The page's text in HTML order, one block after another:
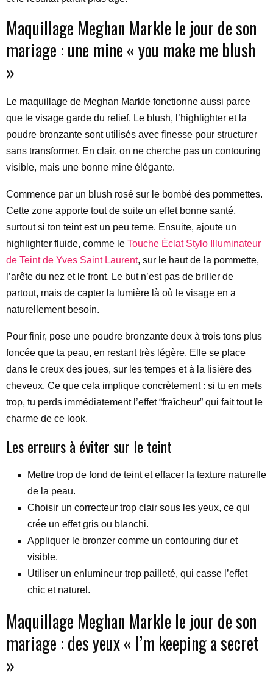
Maquillage Meghan Markle le jour de son
mariage : une mine « you make me blush
»
Le maquillage de Meghan Markle fonctionne aussi parce
que le visage garde du relief. Le blush, l’highlighter et la
poudre bronzante sont utilisés avec finesse pour structurer
sans transformer. En clair, on ne cherche pas un contouring
visible, mais une bonne mine élégante.
Commence par un blush rosé sur le bombé des pommettes.
Cette zone apporte tout de suite un effet bonne santé,
surtout si ton teint est un peu terne. Ensuite, ajoute un
highlighter fluide, comme le Touche Éclat Stylo Illuminateur
de Teint de Yves Saint Laurent, sur le haut de la pommette,
l’arête du nez et le front. Le but n’est pas de briller de
partout, mais de capter la lumière là où le visage en a
naturellement besoin.
Pour finir, pose une poudre bronzante deux à trois tons plus
foncée que ta peau, en restant très légère. Elle se place
dans le creux des joues, sur les tempes et à la lisière des
cheveux. Ce que cela implique concrètement : si tu en mets
trop, tu perds immédiatement l’effet “fraîcheur” qui fait tout le
charme de ce look.
Les erreurs à éviter sur le teint
Mettre trop de fond de teint et effacer la texture naturelle
de la peau.
Choisir un correcteur trop clair sous les yeux, ce qui
crée un effet gris ou blanchi.
Appliquer le bronzer comme un contouring dur et
visible.
Utiliser un enlumineur trop pailleté, qui casse l’effet
chic et naturel.
Maquillage Meghan Markle le jour de son
mariage : des yeux « I’m keeping a secret
»